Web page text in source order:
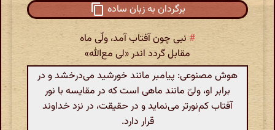
برگردان به زبان ساده
#نبی چون آفتاب آمد، ولّی ماه
مقابل گردد اندر «لی مع‌الله»
هوش مصنوعی: پیامبر مانند خورشید می‌درخشد و در
برابر او، ولیّ مانند ماهی است که در مقایسه با نور
آفتاب کم‌نورتر می‌نماید و در حقیقت، در نزد خداوند
قرار دارد.